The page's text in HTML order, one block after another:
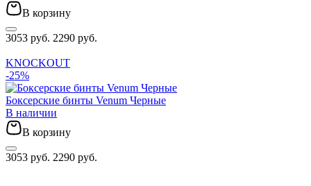
В корзину
3053 руб. 2290 руб.
KNOCKOUT
-25%
Боксерские бинты Venum Черные
В наличии
В корзину
3053 руб. 2290 руб.